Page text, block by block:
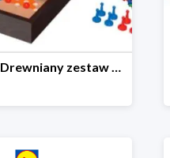
PLAYTIVE® Drewniany zestaw gier 10 w 1